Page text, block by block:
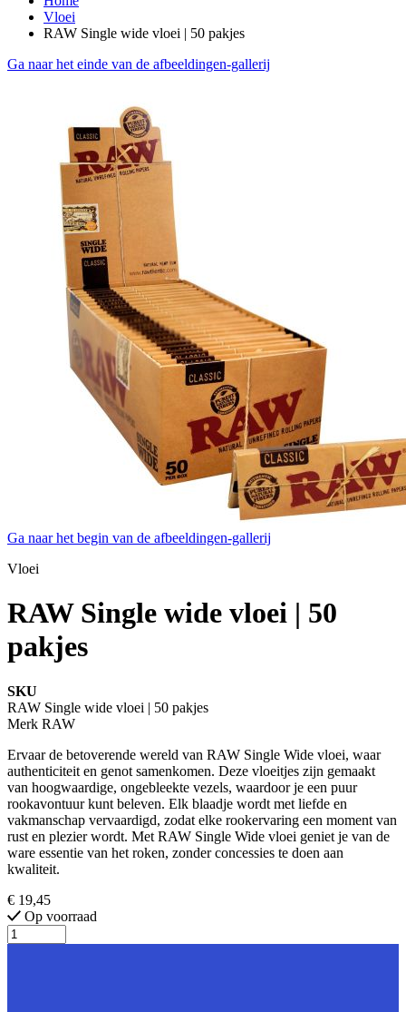
Vloei
RAW Single wide vloei | 50 pakjes
Ga naar het einde van de afbeeldingen-gallerij
Ga naar het begin van de afbeeldingen-gallerij
Vloei
RAW Single wide vloei | 50
pakjes
SKU
RAW Single wide vloei | 50 pakjes
Merk RAW
Ervaar de betoverende wereld van RAW Single Wide vloei, waar
authenticiteit en genot samenkomen. Deze vloeitjes zijn gemaakt
van hoogwaardige, ongebleekte vezels, waardoor je een puur
rookavontuur kunt beleven. Elk blaadje wordt met liefde en
vakmanschap vervaardigd, zodat elke rookervaring een moment van
rust en plezier wordt. Met RAW Single Wide vloei geniet je van de
ware essentie van het roken, zonder concessies te doen aan
kwaliteit.
€ 19,45
Op voorraad